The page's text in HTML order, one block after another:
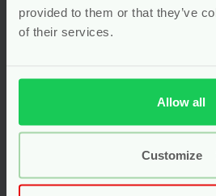
provided to them or that they’ve
of their services.
Allow all
Customize
glutenvrij vegan